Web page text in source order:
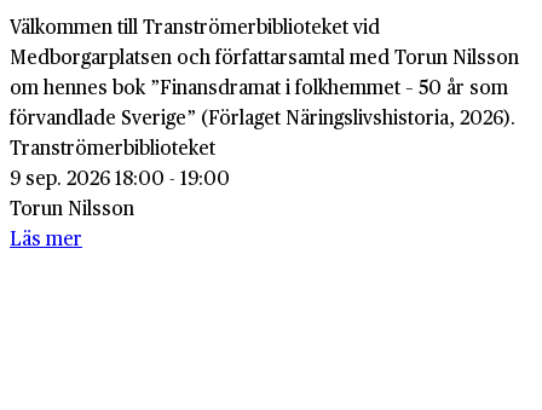
Välkommen till Tranströmerbiblioteket vid
Medborgarplatsen och författarsamtal med Torun Nilsson
om hennes bok ”Finansdramat i folkhemmet – 50 år som
förvandlade Sverige” (Förlaget Näringslivshistoria, 2026).
Tranströmerbiblioteket
9 sep. 2026 18:00 - 19:00
Torun Nilsson
Läs mer